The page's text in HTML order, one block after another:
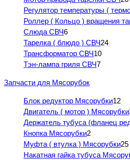
Регулятор температуры (
Роллер ( Кольцо ) вращения
Слюда СВЧ6
Тарелка ( блюдо ) СВЧ24
Трансформатор СВЧ10
Тэн-лампа гриля СВЧ7
Запчасти для Мясорубок
Блок редуктор Мясорубки12
Двигатель ( мотор ) Мясорубки
Держатель тубуса (фланец
Кнопка Мясорубки2
Муфта ( втулка ) Мясорубки25
Накатная гайка тубуса